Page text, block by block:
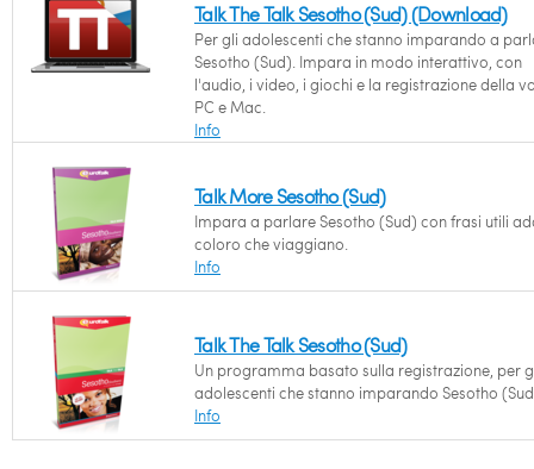
Talk The Talk Sesotho (Sud) (Download)
Per gli adolescenti che stanno imparando a
Sesotho (Sud). Impara in modo interattivo, con
l'audio, i video, i giochi e la registrazione della
PC e Mac.
Info
Talk More Sesotho (Sud)
Impara a parlare Sesotho (Sud) con frasi utili
coloro che viaggiano.
Info
Talk The Talk Sesotho (Sud)
Un programma basato sulla registrazione, per
adolescenti che stanno imparando Sesotho
Info